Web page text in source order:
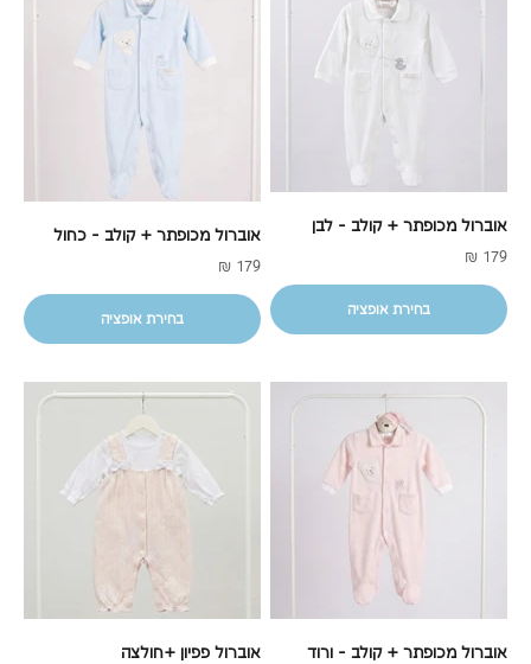
אוברול מכופתר + קולב - לבן
מחיר מבצע
179 ₪
בחירת אופציה
אוברול מכופתר + קולב - כחול
מחיר מבצע
179 ₪
בחירת אופציה
אוברול מכופתר + קולב - ורוד
אוברול פפיון +חולצה